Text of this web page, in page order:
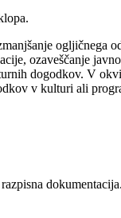
ogljičnega
ozaveščanje
dogodkov. V
v kulturi ali